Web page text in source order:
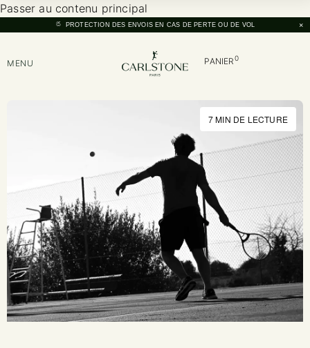
Passer au contenu principal
PROTECTION DES ENVOIS EN CAS DE PERTE OU DE VOL ×
MENU PANIER0
7 MIN DE LECTURE